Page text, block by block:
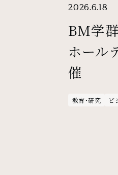
2026.6.18
BM学
ホール
催
教育・研究 ビ